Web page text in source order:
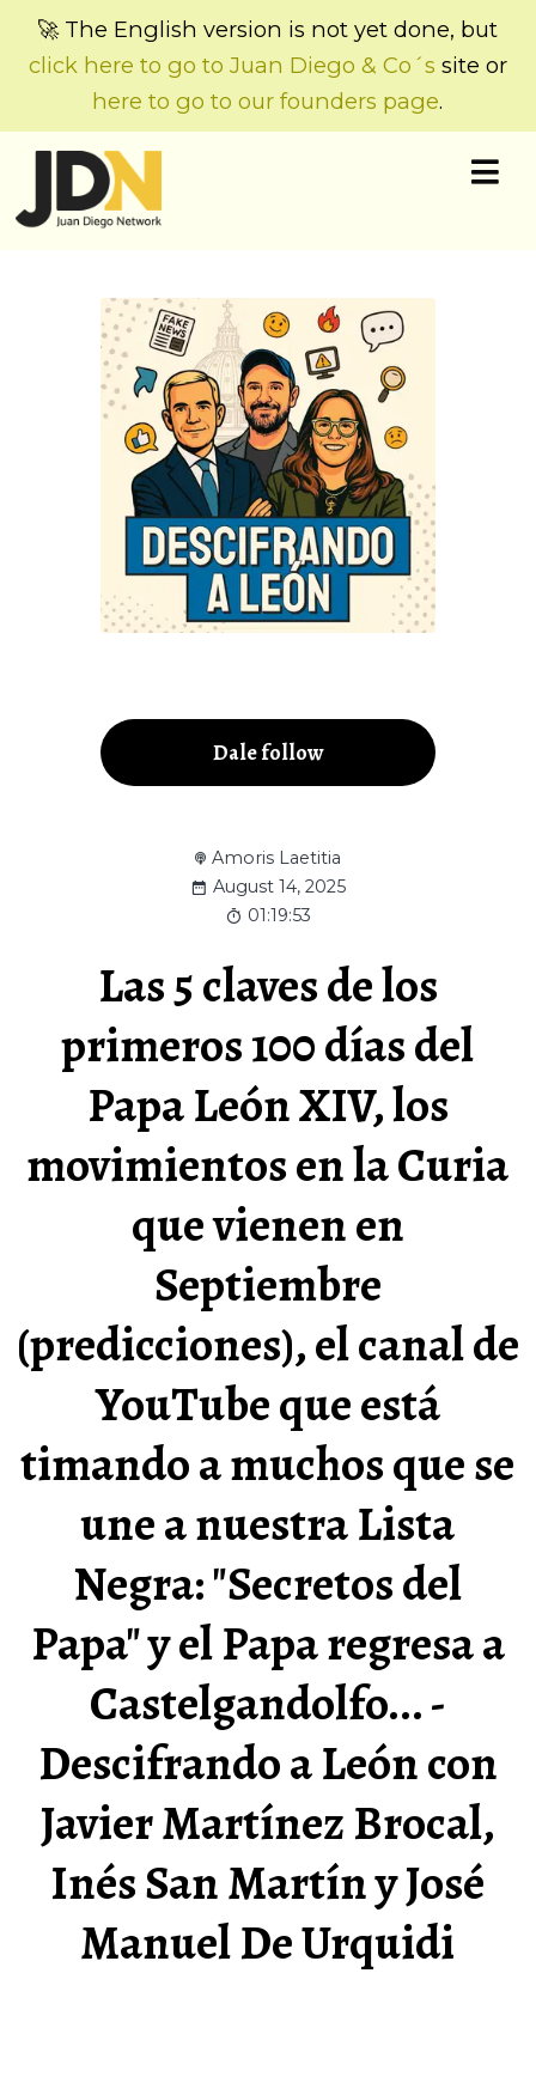
🚀 The English version is not yet done, but
click here to go to Juan Diego & Co´s site or
here to go to our founders page.
Dale follow
Amoris Laetitia
August 14, 2025
01:19:53
Las 5 claves de los
primeros 100 días del
Papa León XIV, los
movimientos en la Curia
que vienen en
Septiembre
(predicciones), el canal de
YouTube que está
timando a muchos que se
une a nuestra Lista
Negra: "Secretos del
Papa" y el Papa regresa a
Castelgandolfo... -
Descifrando a León con
Javier Martínez Brocal,
Inés San Martín y José
Manuel De Urquidi